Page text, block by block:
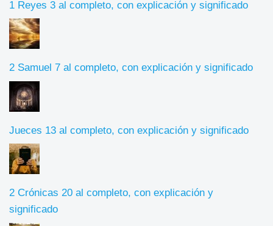
1 Reyes 3 al completo, con explicación y significado
2 Samuel 7 al completo, con explicación y significado
Jueces 13 al completo, con explicación y significado
2 Crónicas 20 al completo, con explicación y
significado